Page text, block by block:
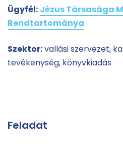
Ügyfél: Jézus Társasága
Rendtartománya
Szektor:vallási szervezet,
tevékenység, könyvkiadás
Feladat